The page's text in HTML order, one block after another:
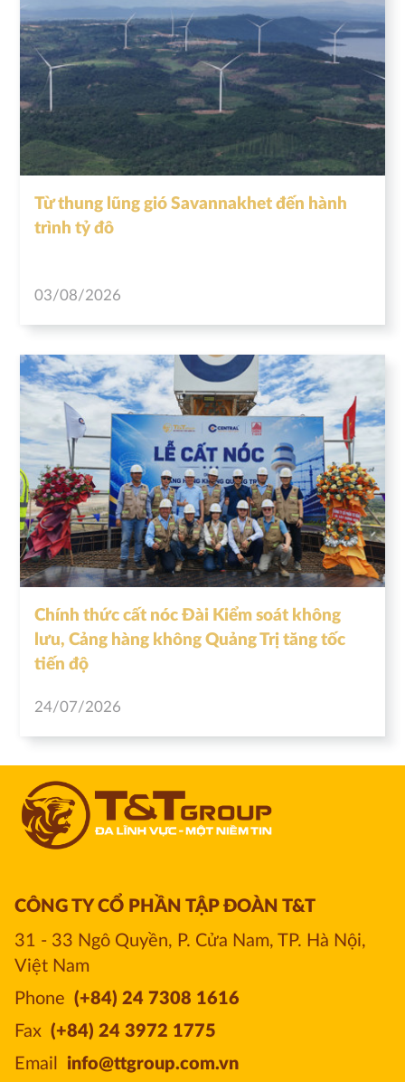
Từ thung lũng gió Savannakhet đến hành
trình tỷ đô
03/08/2026
Chính thức cất nóc Đài Kiểm soát không
lưu, Cảng hàng không Quảng Trị tăng tốc
tiến độ
24/07/2026
CÔNG TY CỔ PHẦN TẬP ĐOÀN T&T
31 - 33 Ngô Quyền, P. Cửa Nam, TP. Hà Nội,
Việt Nam
Phone (+84) 24 7308 1616
Fax (+84) 24 3972 1775
Email
info@ttgroup.com.vn